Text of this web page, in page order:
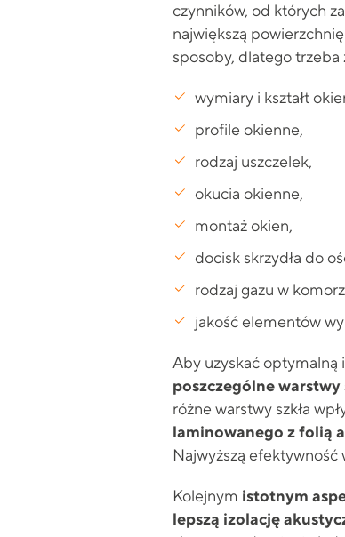
czynników, od których
największą powierzchnię
sposoby, dlatego trzeba
wymiary i kształt
profile okienne,
rodzaj uszczelek,
okucia okienne,
montaż okien,
docisk skrzydła do
rodzaj gazu w
jakość elementów
Aby uzyskać optymalną
poszczególne warstwy
różne warstwy szkła
laminowanego z folią
Najwyższą efektywność
Kolejnym istotnym
lepszą izolację